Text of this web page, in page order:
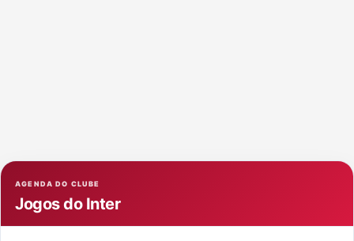
AGENDA DO CLUBE
Jogos do Inter